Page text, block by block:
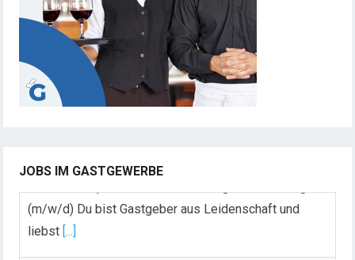
JOBS IM GASTGEWERBE
Chef de Rang (m/w/d) gesucht – Hotel 47° in
Konstanz
Chef de Rang (alle Geschlechter) im Seminarhotel